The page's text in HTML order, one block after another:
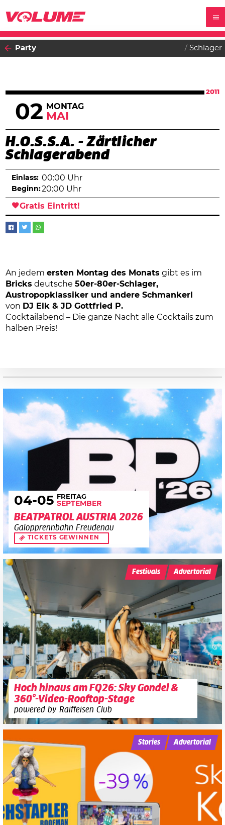
Party Schlager
2011
02 MONTAG
MAI
H.O.S.S.A. - Zärtlicher
Schlagerabend
Einlass: 00:00 Uhr
Beginn:20:00 Uhr
Gratis Eintritt!
An jedemersten Montag des Monats gibt es im
Bricks deutsche50er-80er-Schlager,
Austropopklassiker und andere Schmankerl
von DJ Elk & JD Gottfried P.
Cocktailabend – Die ganze Nacht alle Cocktails zum
halben Preis!
04-05 FREITAG
SEPTEMBER
BEATPATROL AUSTRIA 2026
Galopprennbahn Freudenau
TICKETS GEWINNEN
Hoch hinaus am FQ26: Sky Gondel &
360°-Video-Rooftop-Stage
powered by Raiffeisen Club
Festivals Advertorial
Stories Advertorial